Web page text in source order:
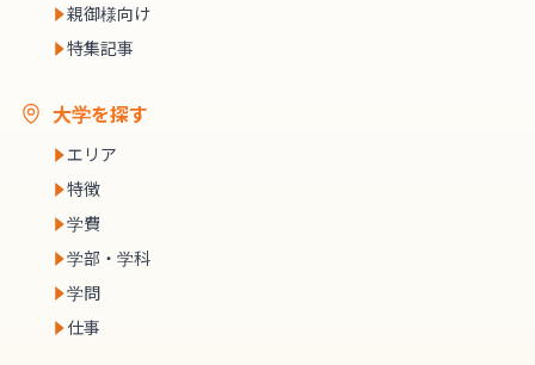
親御様向け
特集記事
大学を探す
エリア
特徴
学費
学部・学科
学問
仕事